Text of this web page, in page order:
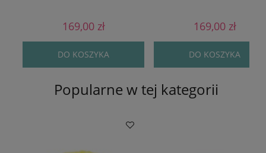
169,00 zł
DO KOSZYKA
169,00 zł
DO KOSZYKA
Popularne w tej kategorii